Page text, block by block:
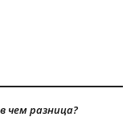
чем разница?